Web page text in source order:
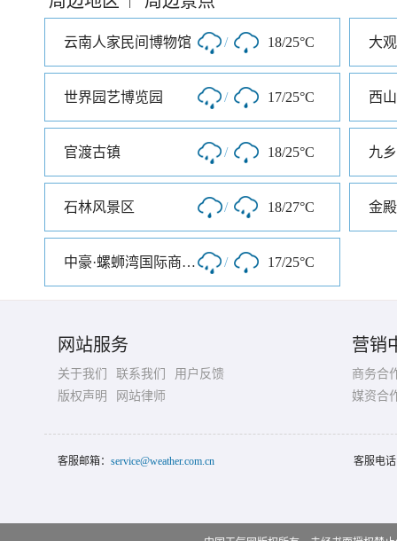
云南人家民间博物馆 / 18/25°C 大
世界园艺博览园 / 17/25°C 西
官渡古镇 / 18/25°C 九
石林风景区 / 18/27°C 金
中豪·螺蛳湾国际商贸城 / 17/25°C
网站服务
关于我们 联系我们
用户反馈
版权声明
网站律师
营销
商务合
媒资合
客服邮箱： service@weather.com.cn 客服电